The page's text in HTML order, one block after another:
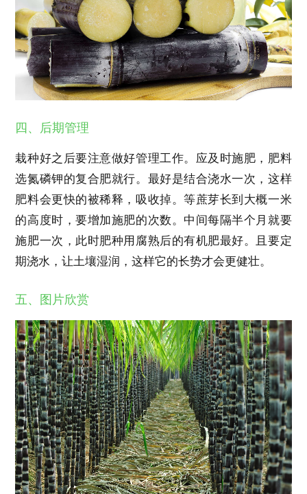
四、后期管理
栽种好之后要注意做好管理工作。应及时施肥，肥料
选氮磷钾的复合肥就行。最好是结合浇水一次，这样
肥料会更快的被稀释，吸收掉。等蔗芽长到大概一米
的高度时，要增加施肥的次数。中间每隔半个月就要
施肥一次，此时肥种用腐熟后的有机肥最好。且要定
期浇水，让土壤湿润，这样它的长势才会更健壮。
五、图片欣赏